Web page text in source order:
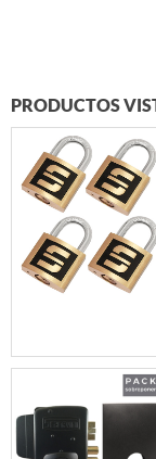
PRODUCTOS